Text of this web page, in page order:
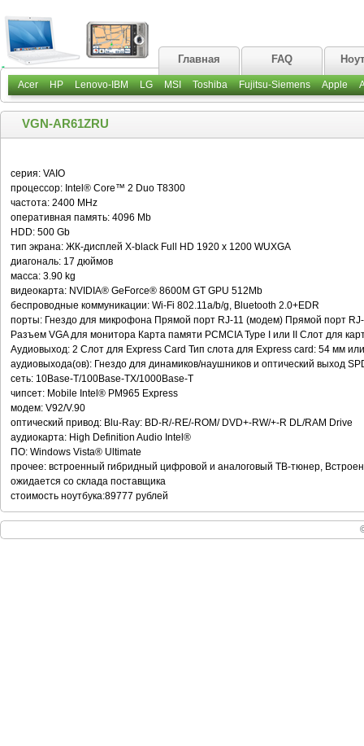
Главная FAQ
Acer HP Lenovo-IBM LG MSI Toshiba Fujitsu-Siemens Apple
VGN-AR61ZRU
серия: VAIO
процессор: Intel® Core™ 2 Duo T8300
частота: 2400 MHz
оперативная память: 4096 Mb
HDD: 500 Gb
тип экрана: ЖК-дисплей X-black Full HD 1920 x 1200 WUXGA
диагональ: 17 дюймов
масса: 3.90 kg
видеокарта: NVIDIA® GeForce® 8600M GT GPU 512Mb
беспроводные коммуникации: Wi-Fi 802.11a/b/g, Bluetooth 2.0+EDR
порты: Гнездо для микрофона Прямой порт RJ-11 (модем) Прямой порт
Разъем VGA для монитора Карта памяти PCMCIA Type I или II Слот для
Аудиовыход: 2 Слот для Express Card Тип слота для Express card: 54 мм
аудиовыхода(ов): Гнездо для динамиков/наушников и оптический выход
сеть: 10Base-T/100Base-TX/1000Base-T
чипсет: Mobile Intel® PM965 Express
модем: V92/V.90
оптический привод: Blu-Ray: BD-R/-RE/-ROM/ DVD+-RW/+-R DL/RAM Drive
аудиокарта: High Definition Audio Intel®
ПО: Windows Vista® Ultimate
прочее: встроенный гибридный цифровой и аналоговый ТВ-тюнер,
ожидается со склада поставщика
стоимость ноутбука:89777 рублей